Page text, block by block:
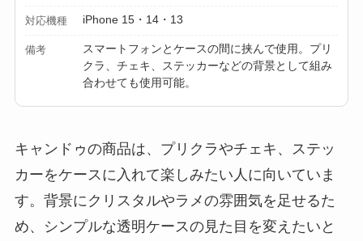
対応機種 iPhone 15・14・13
備考
スマートフォンとケースの間に挟んで使用。プリ
クラ、チェキ、ステッカーなどの背景として組み
合わせても使用可能。
キャンドゥの商品は、プリクラやチェキ、ステッ
カーをケースに入れて楽しみたい人に向いていま
す。背景にクリスタルやラメの雰囲気を足せるた
め、シンプルな透明ケースの見た目を変えたいと